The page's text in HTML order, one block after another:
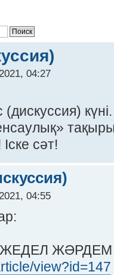
04:27
(дискуссия) күні.
сәт!
04:55
ЖӘРДЕМ
view?id=147